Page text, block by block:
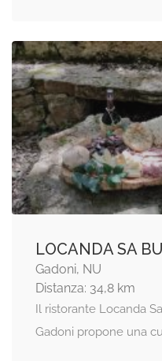
LOCANDA SA
Gadoni, NU
Distanza: 34,8 km
Il ristorante Locanda
Gadoni propone una